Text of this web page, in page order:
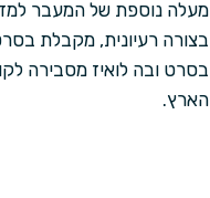
מעלה נוספת של המעבר
בצורה רעיונית, מקבלת
בסרט ובה לואיז מסבירה
הארץ.